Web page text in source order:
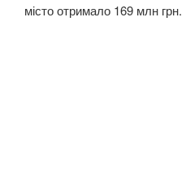
місто отримало 169 млн грн.